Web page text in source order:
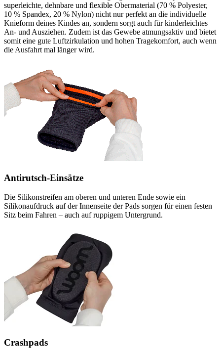
superleichte, dehnbare und flexible Obermaterial (70 % Polyester,
10 % Spandex, 20 % Nylon) nicht nur perfekt an die individuelle
Knieform deines Kindes an, sondern sorgt auch für kinderleichtes
An- und Ausziehen. Zudem ist das Gewebe atmungsaktiv und bietet
somit eine gute Luftzirkulation und hohen Tragekomfort, auch wenn
die Ausfahrt mal länger wird.
Antirutsch-Einsätze
Die Silikonstreifen am oberen und unteren Ende sowie ein
Silikonaufdruck auf der Innenseite der Pads sorgen für einen festen
Sitz beim Fahren – auch auf ruppigem Untergrund.
Crashpads